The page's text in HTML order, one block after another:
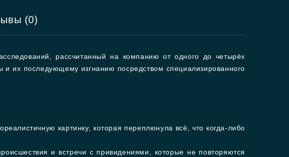
(0)
рассчитанный на компанию от одного до четырёх
и их последующему изгнанию посредством специализированного
картинку, которая переплюнула всё, что когда-либо
и встречи с привидениями, которые не повторяются